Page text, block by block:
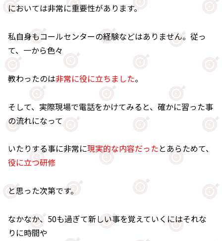
においては非常に重要性があります。
私自身もコールセンターの経験などはありません。従っ
て、一から色々
教わったのは非常に役に立ちました。
そして、実際現場で電話をかけてみると、確かに習った事
の流れになって
いたりする事に非常に現実的な内容だったとあらためて、
役に立つ研修
と思った次第です。
なかなか、50も過ぎて新しい事を覚えていくにはそれな
りに時間や